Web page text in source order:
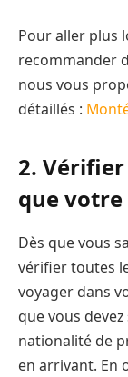
Pour aller plus
recommander
nous vous
détaillés :
2.
que
Dès que vous
vérifier toutes
voyager dans
que vous
nationalité de
en arrivant. En